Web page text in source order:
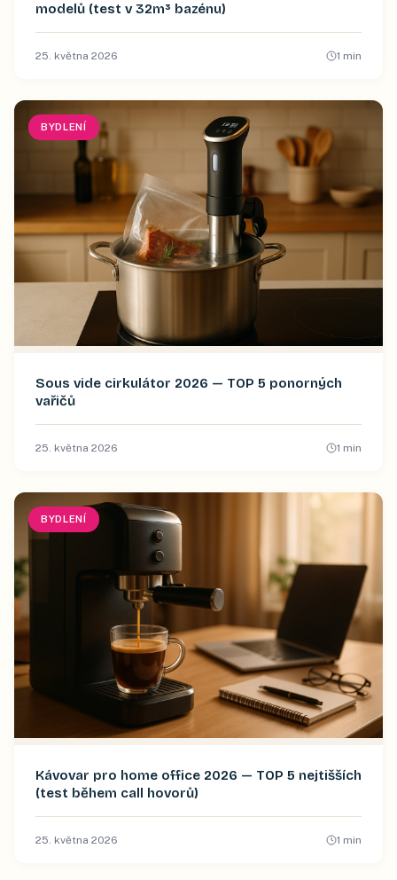
modelů (test v 32m³ bazénu)
25. května 2026 1 min
BYDLENÍ
Sous vide cirkulátor 2026 — TOP 5 ponorných
vařičů
25. května 2026 1 min
BYDLENÍ
Kávovar pro home office 2026 — TOP 5 nejtišších
(test během call hovorů)
25. května 2026 1 min